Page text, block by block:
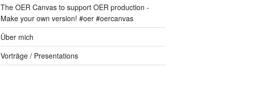
The OER Canvas to support OER production -
Make your own version! #oer #oercanvas
Über mich
Vorträge / Presentations